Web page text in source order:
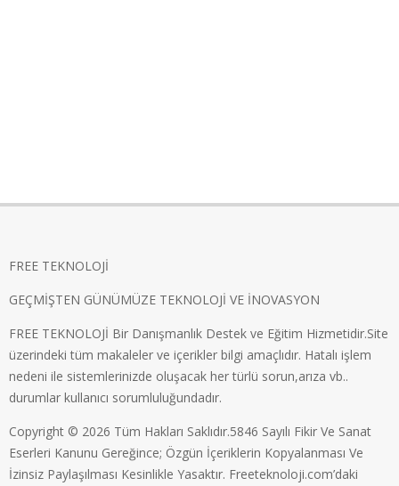
FREE TEKNOLOJİ
GEÇMİŞTEN GÜNÜMÜZE TEKNOLOJİ VE İNOVASYON
FREE TEKNOLOJİ Bir Danışmanlık Destek ve Eğitim Hizmetidir.Site
üzerindeki tüm makaleler ve içerikler bilgi amaçlıdır. Hatalı işlem
nedeni ile sistemlerinizde oluşacak her türlü sorun,arıza vb..
durumlar kullanıcı sorumluluğundadır.
Copyright © 2026 Tüm Hakları Saklıdır.5846 Sayılı Fikir Ve Sanat
Eserleri Kanunu Gereğince; Özgün İçeriklerin Kopyalanması Ve
İzinsiz Paylaşılması Kesinlikle Yasaktır. Freeteknoloji.com’daki